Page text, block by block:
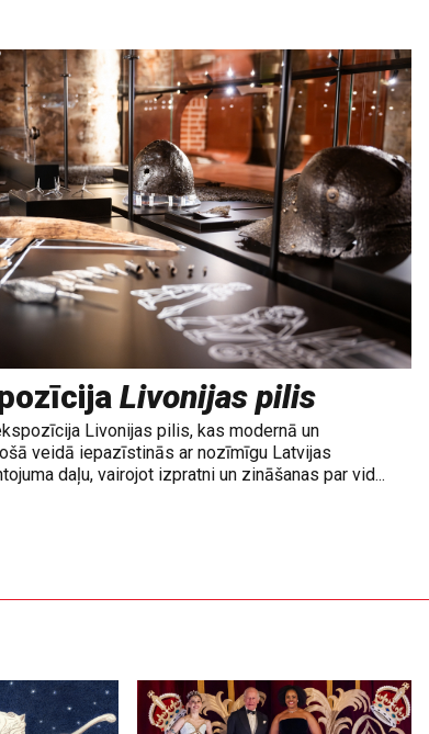
Livonijas pilis
Livonijas pilis, kas modernā un
veidā iepazīstinās ar nozīmīgu Latvijas
daļu, vairojot izpratni un zināšanas par vid...